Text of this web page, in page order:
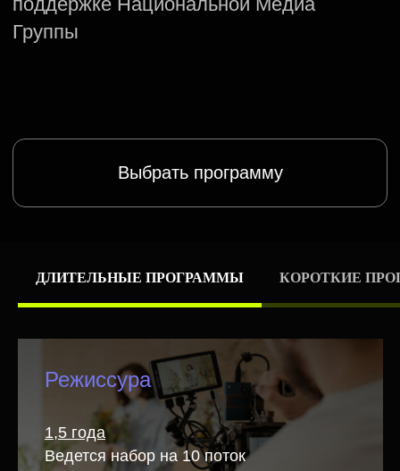
ДЛИТЕЛЬНЫЕ ПРОГРАММЫ КОРОТКИЕ
Режиссура
1,5 года
Ведется набор на 10 поток